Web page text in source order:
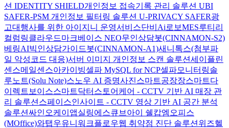
션 IDENTITY SHIELD개인정보 접속기록 관리 솔루션 UBI
SAFER-PSM 개인정보 필터링 솔루션 U-PRIVACY SAFER광
고대행사를 위한 아이지니 운영서비스단비Ai로보MES루티 리
컬럼링클라우드마크베이스 NEO무인상담봇(CINNAMON-S2)
베링AI빅인상담가이드봇(CINNAMON-A1)새니톡스(첨부파
일 악성코드 대응)서버 이미지 개인정보 스캔 솔루션세이플린
센스메일센스아카이빙셀파 MySQL for NCP셀파모니터링솔
루노트(Solu Note)스노우 AI 증명사진스마트공장장스마트다
이렉트보이스스마트닥터 스토어케어 - CCTV 기반 AI 매장 관
리 솔루션 스페이스인사이트 - CCTV 영상 기반 AI 공간 분석
솔루션싸인오케이 앱실링에스큐브아이 쉘캅엠오피스
(MOffice)와탭우유니 워크플로우웹 취약점 진단 솔루션 위즈헬